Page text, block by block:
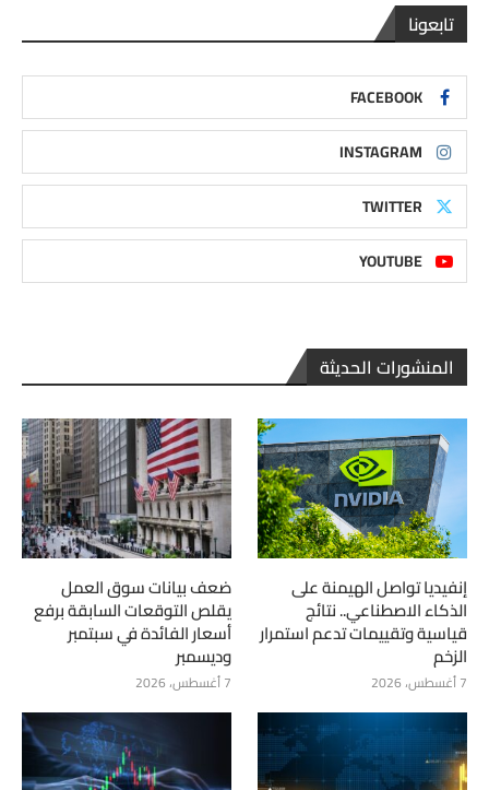
تابعونا
FACEBOOK
INSTAGRAM
TWITTER
YOUTUBE
المنشورات الحديثة
إنفيديا تواصل الهيمنة على
الذكاء الاصطناعي.. نتائج
قياسية وتقييمات تدعم استمرار
الزخم
7 أغسطس، 2026
ضعف بيانات سوق العمل
يقلص التوقعات السابقة برفع
أسعار الفائدة في سبتمبر
وديسمبر
7 أغسطس، 2026